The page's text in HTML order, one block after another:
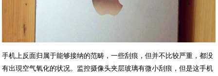
手机上反面归属于能够接纳的范畴，一些刮痕，但并不比较严重，都没
有出現空气氧化的状况。监控摄像头夹层玻璃有微小刮痕，但是这手机